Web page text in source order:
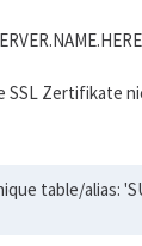
Zertifikate
table/alias: